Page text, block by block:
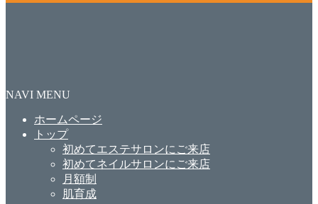
NAVI MENU
ホームページ
トップ
初めてエステサロンにご来店
初めてネイルサロンにご来店
月額制
肌育成